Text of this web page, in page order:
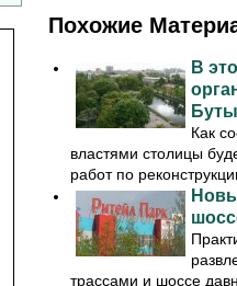
Похожие
В
Как
властями столицы
работ по
трассами и шоссе